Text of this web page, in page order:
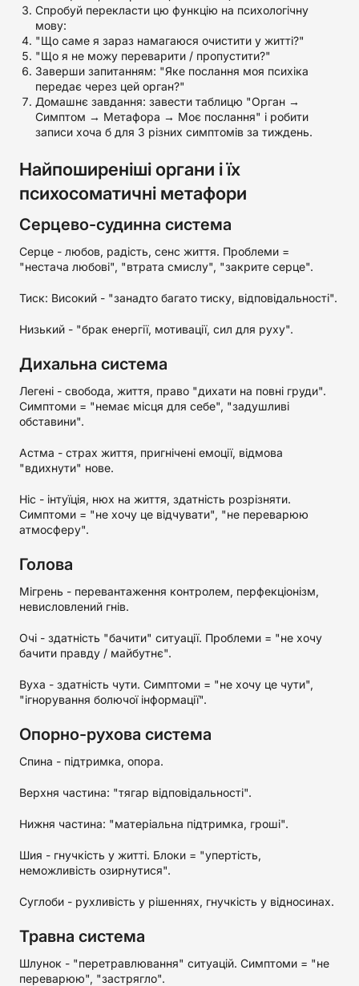
Спробуй перекласти цю функцію на психологічну
мову:
"Що саме я зараз намагаюся очистити у житті?"
"Що я не можу переварити / пропустити?"
Заверши запитанням: "Яке послання моя психіка
передає через цей орган?"
Домашнє завдання: завести таблицю "Орган →
Симптом → Метафора → Моє послання" і робити
записи хоча б для 3 різних симптомів за тиждень.
Найпоширеніші органи і їх
психосоматичні метафори
Серцево-судинна система
Серце - любов, радість, сенс життя. Проблеми =
"нестача любові", "втрата смислу", "закрите серце".
Тиск: Високий - "занадто багато тиску, відповідальності".
Низький - "брак енергії, мотивації, сил для руху".
Дихальна система
Легені - свобода, життя, право "дихати на повні груди".
Симптоми = "немає місця для себе", "задушливі
обставини".
Астма - страх життя, пригнічені емоції, відмова
"вдихнути" нове.
Ніс - інтуїція, нюх на життя, здатність розрізняти.
Симптоми = "не хочу це відчувати", "не переварюю
атмосферу".
Голова
Мігрень - перевантаження контролем, перфекціонізм,
невисловлений гнів.
Очі - здатність "бачити" ситуації. Проблеми = "не хочу
бачити правду / майбутнє".
Вуха - здатність чути. Симптоми = "не хочу це чути",
"ігнорування болючої інформації".
Опорно-рухова система
Спина - підтримка, опора.
Верхня частина: "тягар відповідальності".
Нижня частина: "матеріальна підтримка, гроші".
Шия - гнучкість у житті. Блоки = "упертість,
неможливість озирнутися".
Суглоби - рухливість у рішеннях, гнучкість у відносинах.
Травна система
Шлунок - "перетравлювання" ситуацій. Симптоми = "не
переварюю", "застрягло".